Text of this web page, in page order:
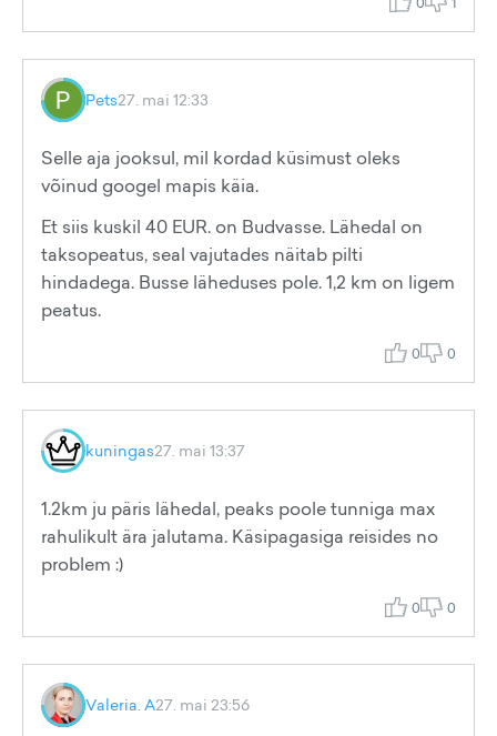
Pets27. mai 12:33
Selle aja jooksul, mil kordad küsimust oleks
võinud googel mapis käia.
Et siis kuskil 40 EUR. on Budvasse. Lähedal on
taksopeatus, seal vajutades näitab pilti
hindadega. Busse läheduses pole. 1,2 km on ligem
peatus.
0 0
kuningas27. mai 13:37
1.2km ju päris lähedal, peaks poole tunniga max
rahulikult ära jalutama. Käsipagasiga reisides no
problem :)
0 0
Valeria. A27. mai 23:56